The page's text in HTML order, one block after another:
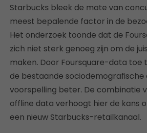
Starbucks bleek de mate van
meest bepalende factor in de
Het onderzoek toonde dat de
zich niet sterk genoeg zijn om de
maken. Door Foursquare-data toe
de bestaande
voorspelling beter. De combinatie
offline data verhoogt hier de kans
een nieuw Starbucks-retailkanaal.